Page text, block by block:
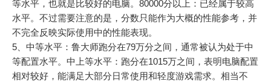
等水平，也就是比较好的电脑。80000分以上：已经属于较高
水平。不过需要注意的是，分数只能作为大概的性能参考，并
不完全反映实际使用中的性能表现。
5、中等水平：鲁大师跑分在79万分之间，通常被认为处于中
等配置水平。中上等水平：跑分在1015万之间，表明电脑配置
相对较好，能满足大部分日常使用和轻度游戏需求。相当不